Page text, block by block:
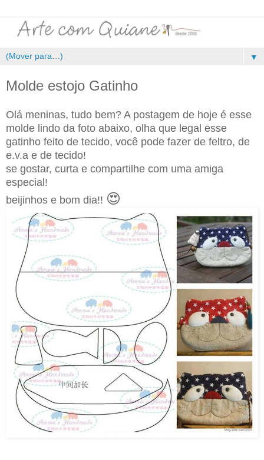
▼
Molde estojo Gatinho
Olá meninas, tudo bem? A postagem de hoje é esse
molde lindo da foto abaixo, olha que legal esse
gatinho feito de tecido, você pode fazer de feltro, de
e.v.a e de tecido!
se gostar, curta e compartilhe com uma amiga
especial!
beijinhos e bom dia!! 😍